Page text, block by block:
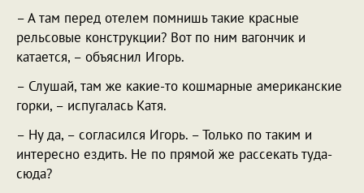
– А там перед отелем помнишь такие красные
рельсовые конструкции? Вот по ним вагончик и
катается, – объяснил Игорь.
– Слушай, там же какие-то кошмарные американские
горки, – испугалась Катя.
– Ну да, – согласился Игорь. – Только по таким и
интересно ездить. Не по прямой же рассекать туда-
сюда?